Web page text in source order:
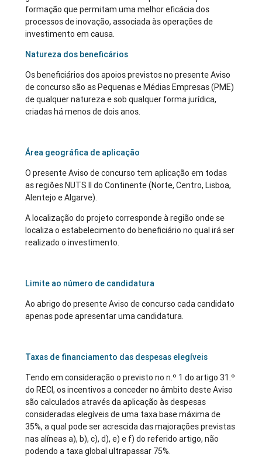
formação que permitam uma melhor eficácia dos
processos de inovação, associada às operações de
investimento em causa.
Natureza dos beneficários
Os beneficiários dos apoios previstos no presente Aviso
de concurso são as Pequenas e Médias Empresas (PME)
de qualquer natureza e sob qualquer forma jurídica,
criadas há menos de dois anos.
Área geográfica de aplicação
O presente Aviso de concurso tem aplicação em todas
as regiões NUTS II do Continente (Norte, Centro, Lisboa,
Alentejo e Algarve).
A localização do projeto corresponde à região onde se
localiza o estabelecimento do beneficiário no qual irá ser
realizado o investimento.
Limite ao número de candidatura
Ao abrigo do presente Aviso de concurso cada candidato
apenas pode apresentar uma candidatura.
Taxas de financiamento das despesas elegíveis
Tendo em consideração o previsto no n.º 1 do artigo 31.º
do RECI, os incentivos a conceder no âmbito deste Aviso
são calculados através da aplicação às despesas
consideradas elegíveis de uma taxa base máxima de
35%, a qual pode ser acrescida das majorações previstas
nas alíneas a), b), c), d), e) e f) do referido artigo, não
podendo a taxa global ultrapassar 75%.